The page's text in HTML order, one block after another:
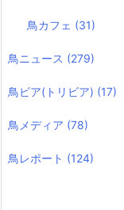
鳥カフェ (31)
鳥ニュース (279)
鳥ビア(トリビア) (17)
鳥メディア (78)
鳥レポート (124)